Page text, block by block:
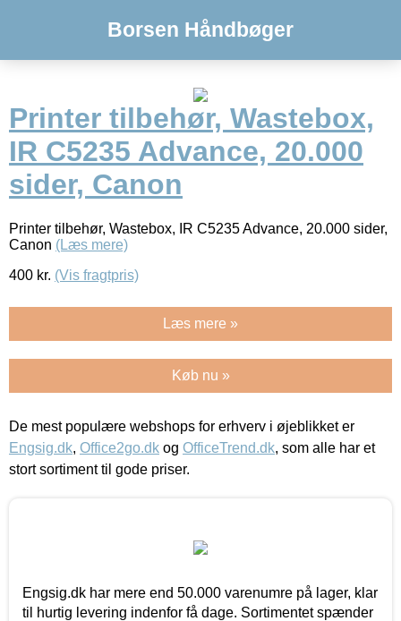
Borsen Håndbøger
Printer tilbehør, Wastebox,
IR C5235 Advance, 20.000
sider, Canon
Printer tilbehør, Wastebox, IR C5235 Advance, 20.000 sider,
Canon (Læs mere)
400 kr. (Vis fragtpris)
Læs mere »
Køb nu »
De mest populære webshops for erhverv i øjeblikket er
Engsig.dk, Office2go.dk og OfficeTrend.dk, som alle har et
stort sortiment til gode priser.
Engsig.dk har mere end 50.000 varenumre på lager, klar
til hurtig levering indenfor få dage. Sortimentet spænder